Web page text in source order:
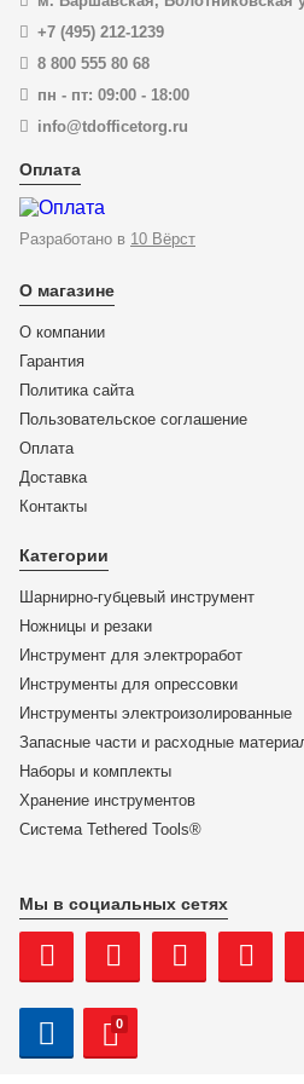
99 01 280 KN-9901280
ЦЕНА:
3 574₽
В корзину
+7 (495) 212-1239
8 800 555 80 68
пн - пт: 09:00 - 18:00
info@tdofficetorg.ru
Оплата
Разработано в 10 Вёрст
О магазине
О компании
Гарантия
Политика сайта
Пользовательское соглашение
Оплата
Доставка
Контакты
Категории
Шарнирно-губцевый инструмент
Ножницы и резаки
Инструмент для электроработ
Инструменты для опрессовки
Инструменты электроизолированные
Запасные части и расходные
Наборы и комплекты
Хранение инс­тру­мен­тов
Система Tethered Tools®
Мы в социальных сетях
0